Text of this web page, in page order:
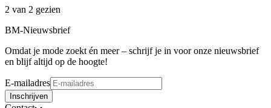
2 van 2 gezien
BM-Nieuwsbrief
Omdat je mode zoekt én meer – schrijf je in voor onze nieuwsbrief
en blijf altijd op de hoogte!
E-mailadres
Inschrijven